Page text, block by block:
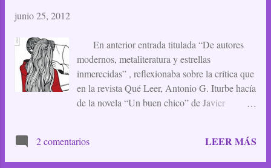
junio 25, 2012
En anterior entrada titulada “De autores
modernos, metaliteratura y estrellas
inmerecidas” , reflexionaba sobre la crítica que
en la revista Qué Leer, Antonio G. Iturbe hacía
de la novela “Un buen chico” de Javier
autor aquí en el blog, en el cual, de la mejor de
las maneras, nos animaba, a mí y a los otros
2 comentarios LEER MÁS